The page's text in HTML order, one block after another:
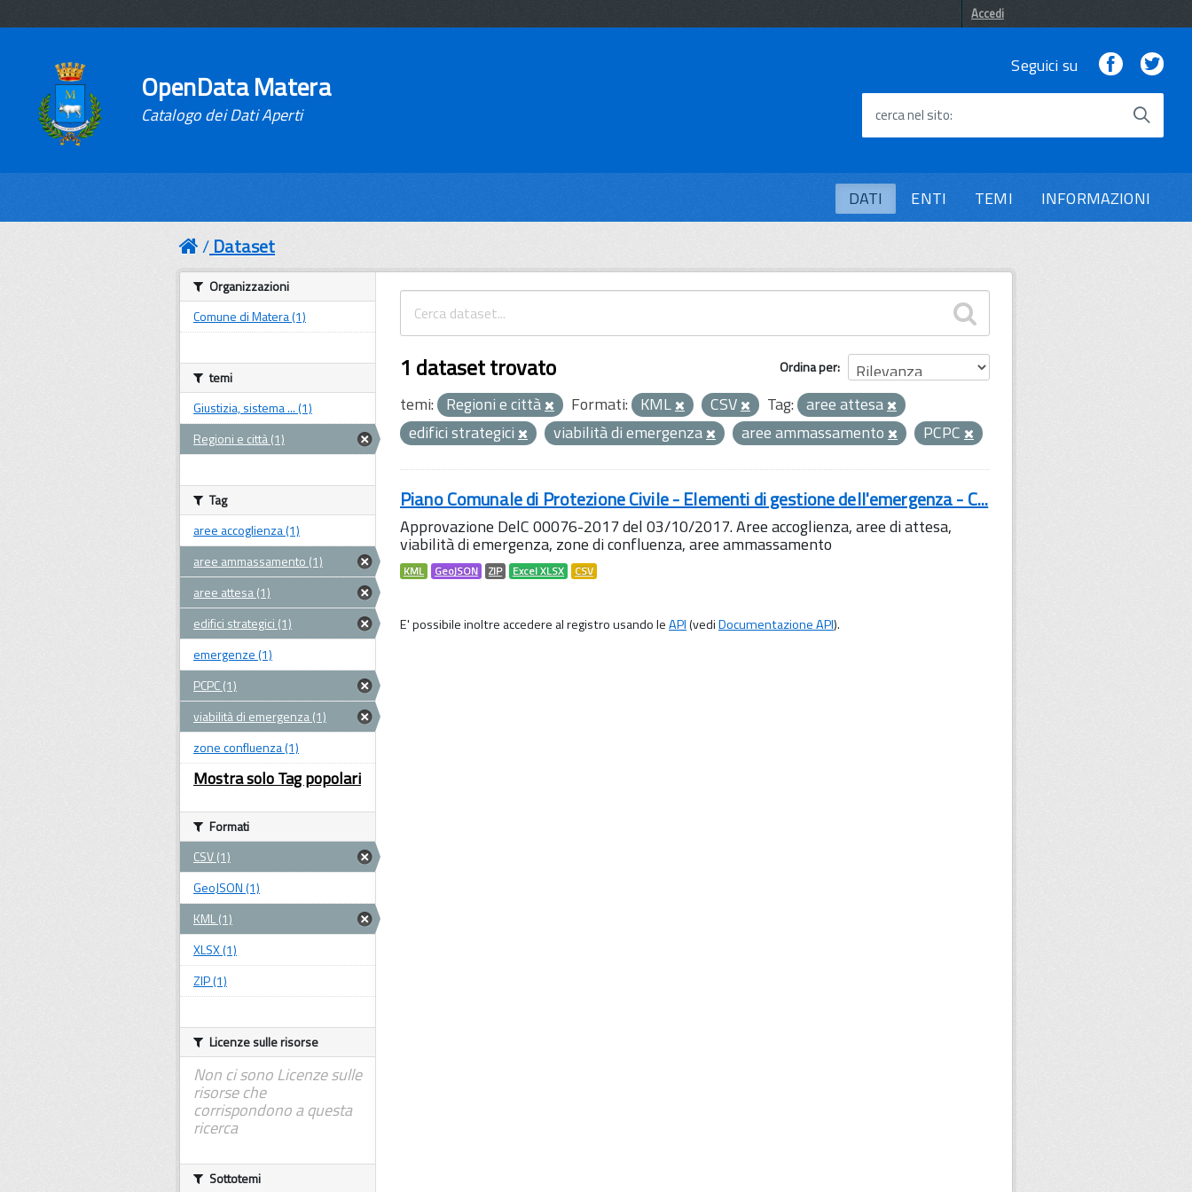
Accedi
OpenData Matera
Catalogo dei Dati Aperti
Seguici su Facebook
cerca nel sito
DATI ENTI TEMI INFORMAZIONI
Dataset
Ordina per
1 dataset trovato
temi: Regioni e città Formati: KML CSV Tag: aree attesa
edifici strategici
viabilità di emergenza aree ammassamento PCPC
Piano Comunale di Protezione Civile - Elementi di gestione dell'emergenza - C...
Approvazione DelC 00076-2017 del 03/10/2017. Aree accoglienza, aree di attesa,
viabilità di emergenza, zone di confluenza, aree ammassamento
KML GeoJSON ZIP Excel XLSX CSV
E' possibile inoltre accedere al registro usando leAPI(vediDocumentazione API).
Organizzazioni
Comune di Matera (1)
temi
Giustizia, sistema ... (1)
Regioni e città (1)
Tag
aree accoglienza (1)
aree ammassamento (1)
aree attesa (1)
edifici strategici (1)
emergenze (1)
PCPC (1)
viabilità di emergenza (1)
zone confluenza (1)
Mostra solo Tag popolari
Formati
CSV (1)
GeoJSON (1)
KML (1)
XLSX (1)
ZIP (1)
Licenze sulle risorse
Non ci sono Licenze sulle
risorse che
corrispondono a questa
ricerca
Sottotemi